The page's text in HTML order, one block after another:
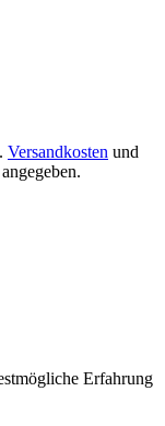
Versandkosten und
Erfahrung